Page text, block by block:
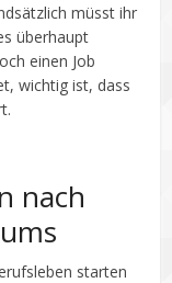
müsst ihr
überhaupt
einen Job
wichtig ist, dass
nach
starten